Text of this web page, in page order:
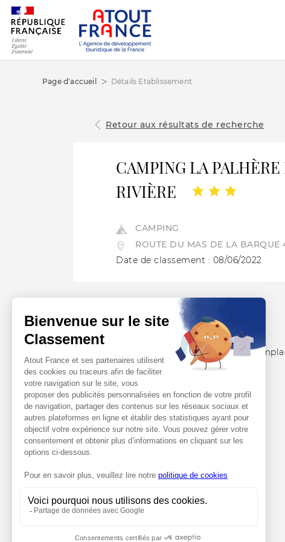
Page d'accueil Détails Etablissement
Retour aux résultats de recherche
CAMPING LA
RIVIÈRE
CAMPING
ROUTE DU MAS DE LA BARQUE
Date de classement : 08/06/2022
INFORMATIONS PRINCIPALES
Catégorie : Tourisme
Capacité d'accueil : 135 personnes ,45